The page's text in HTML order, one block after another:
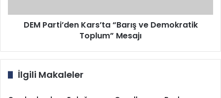
DEM Parti’den Kars’ta “Barış ve Demokratik
Toplum” Mesajı
İlgili Makaleler